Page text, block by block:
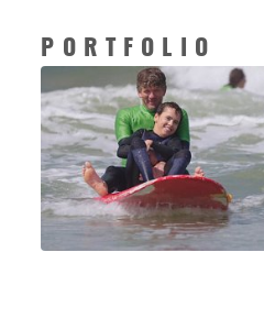
PORTFOLIO